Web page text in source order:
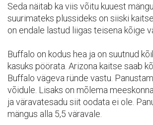
Seda näitab ka viis võitu kuuest
suurimateks plussideks on siiski
on endale lastud liigas teisena kõige
Buffalo on kodus hea ja on suutnud
kasuks pöörata. Arizona kaitse saab
Buffalo vägeva ründe vastu.
võidule. Lisaks on mõlema
ja väravatesadu siit oodata ei ole.
mängus alla 5,5 väravale.